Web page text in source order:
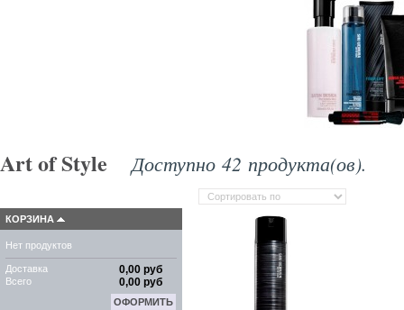
Art of Style Доступно 42 продукта(ов).
КОРЗИНА
Нет продуктов
Доставка 0,00 руб
Всего 0,00 руб
ОФОРМИТЬ